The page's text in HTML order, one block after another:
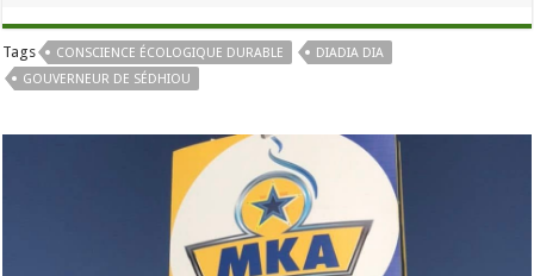
Tags CONSCIENCE ÉCOLOGIQUE DURABLE
DIADIA DIA
GOUVERNEUR DE SÉDHIOU